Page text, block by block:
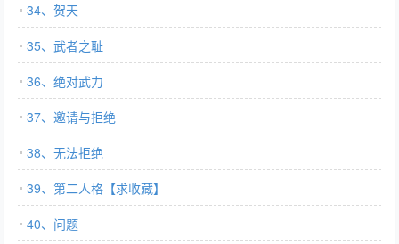
34、贺天
35、武者之耻
36、绝对武力
37、邀请与拒绝
38、无法拒绝
39、第二人格【求收藏】
40、问题